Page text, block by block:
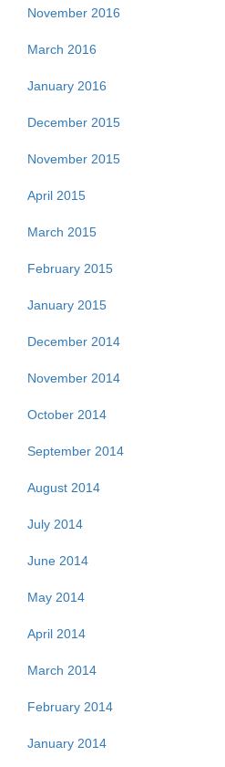
November 2016
March 2016
January 2016
December 2015
November 2015
April 2015
March 2015
February 2015
January 2015
December 2014
November 2014
October 2014
September 2014
August 2014
July 2014
June 2014
May 2014
April 2014
March 2014
February 2014
January 2014